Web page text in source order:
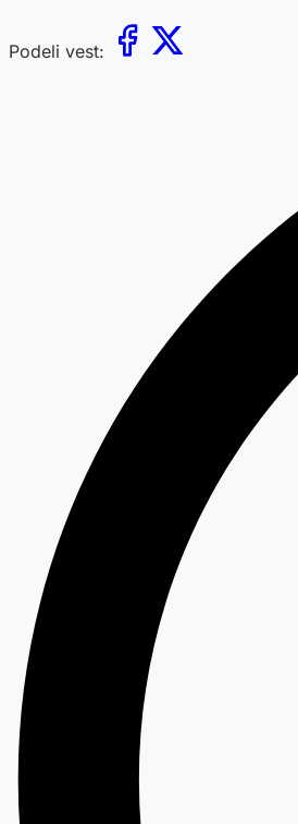
Podeli vest: